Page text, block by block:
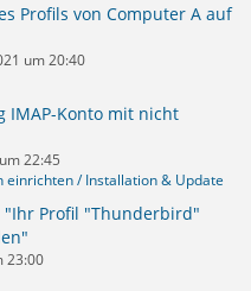
Profils von Computer A auf
um 20:40
IMAP-Konto mit nicht
22:45
einrichten / Installation & Update
Profil "Thunderbird"
23:00